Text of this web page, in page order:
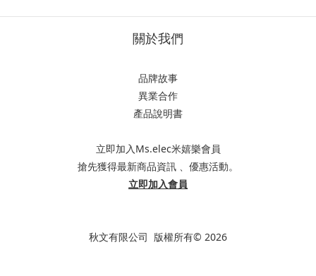
關於我們
品牌故事
異業合作
產品說明書
立即加入Ms.elec米嬉樂會員
搶先獲得最新商品資訊 、優惠活動。
立即加入會員
秋文有限公司 版權所有© 2026